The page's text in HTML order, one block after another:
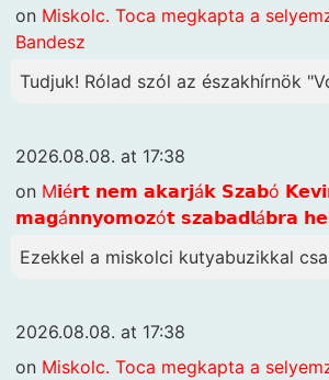
on Miskolc. Toca megkapta a
Bandesz
Tudjuk! Rólad szól az északhírnök
2026.08.08. at 17:38
on M𝗶é𝗿𝘁 𝗻𝗲𝗺 𝗮𝗸𝗮𝗿𝗷á𝗸 𝗦𝘇𝗮𝗯ó
𝗺𝗮𝗴á𝗻𝗻𝘆𝗼𝗺𝗼𝘇ó𝘁 𝘀𝘇𝗮𝗯𝗮𝗱𝗹á𝗯𝗿𝗮
Ezekkel a miskolci kutyabuzikkal
2026.08.08. at 17:38
on Miskolc. Toca megkapta a